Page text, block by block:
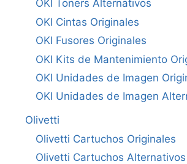
OKI Toners Alternativos
OKI Cintas Originales
OKI Fusores Originales
OKI Kits de Mantenimiento
OKI Unidades de Imagen
OKI Unidades de Imagen
Olivetti
Olivetti Cartuchos Originales
Olivetti Cartuchos Alternativos